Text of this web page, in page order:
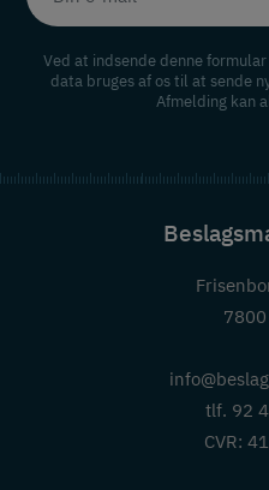
Ved at indsende denne
data bruges af os til at sende
Afmelding kan
tlf. 92
CVR: